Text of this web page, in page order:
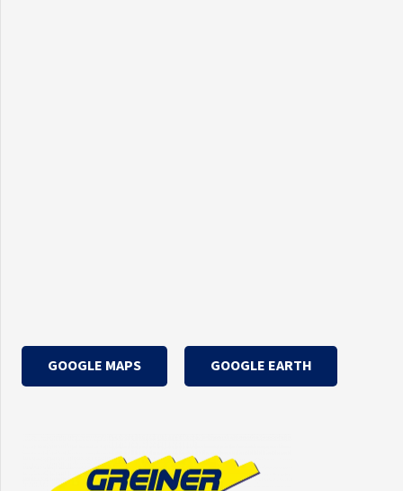
GOOGLE MAPS GOOGLE EARTH